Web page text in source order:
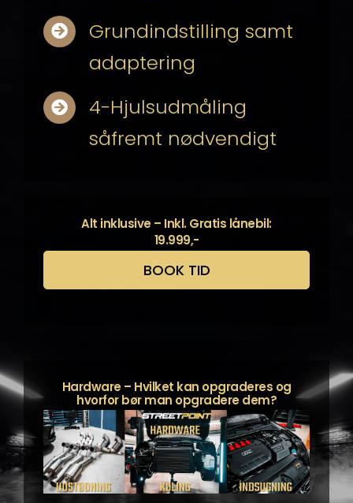
Grundindstilling samt
adaptering
4-Hjulsudmåling
såfremt nødvendigt
Alt inklusive – Inkl. Gratis lånebil:
19.999,-
BOOK TID
Hardware – Hvilket kan opgraderes og
hvorfor bør man opgradere dem?